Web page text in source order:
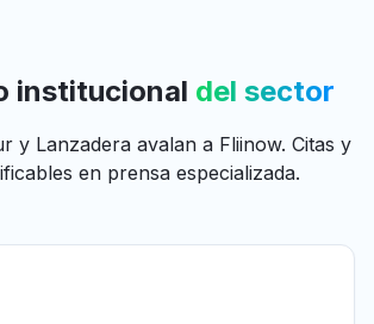
institucional del sector
y Lanzadera avalan a Fliinow. Citas y
en prensa especializada.